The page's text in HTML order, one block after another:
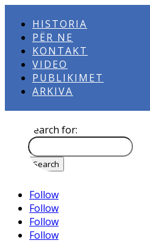
HISTORIA
PËR NE
KONTAKT
VIDEO
PUBLIKIMET
ARKIVA
Search for:
Follow
Follow
Follow
Follow